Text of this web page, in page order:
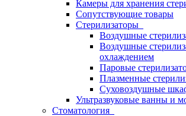
Камеры для хранения
Сопутствующие товары
Стерилизаторы
Воздушные
Воздушные
охлаждением
Паровые
Плазменные
Суховоздушные
Ультразвуковые ванны и
Стоматология